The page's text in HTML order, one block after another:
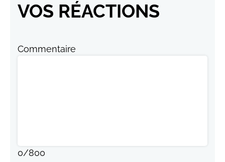
VOS RÉACTIONS
Commentaire
0/800